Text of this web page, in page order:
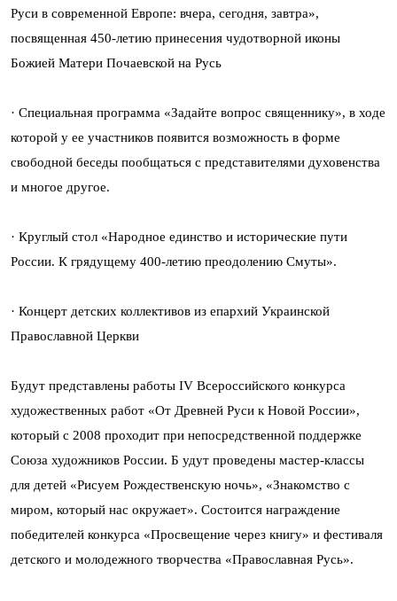
Руси в современной Европе: вчера, сегодня, завтра»,
посвященная 450-летию принесения чудотворной иконы
Божией Матери Почаевской на Русь
· Специальная программа «Задайте вопрос священнику», в ходе
которой у ее участников появится возможность в форме
свободной беседы пообщаться с представителями духовенства
и многое другое.
· Круглый стол «Народное единство и исторические пути
России. К грядущему 400-летию преодолению Смуты».
· Концерт детских коллективов из епархий Украинской
Православной Церкви
Будут представлены работы IV Всероссийского конкурса
художественных работ «От Древней Руси к Новой России»,
который с 2008 проходит при непосредственной поддержке
Союза художников России. Б удут проведены мастер-классы
для детей «Рисуем Рождественскую ночь», «Знакомство с
миром, который нас окружает». Состоится награждение
победителей конкурса «Просвещение через книгу» и фестиваля
детского и молодежного творчества «Православная Русь».